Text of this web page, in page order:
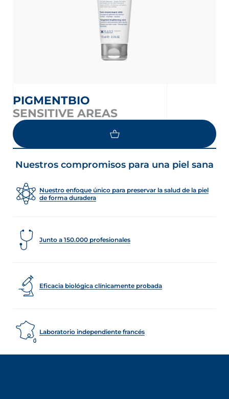
PIGMENTBIO
SENSITIVE AREAS
Nuestros compromisos para una piel sana
Nuestro enfoque único para preservar la salud de la piel
de forma duradera
Junto a 150.000 profesionales
Eficacia biológica clínicamente probada
Laboratorio independiente francés